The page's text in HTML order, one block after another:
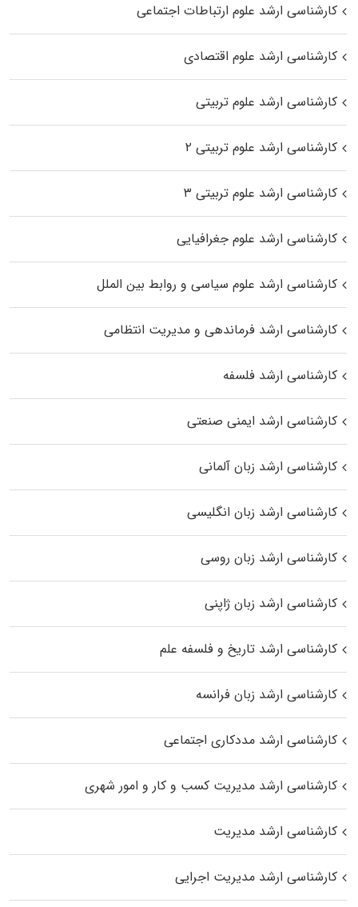
کارشناسی ارشد علوم ارتباطات اجتماعی
کارشناسی ارشد علوم اقتصادی
کارشناسی ارشد علوم تربیتی
کارشناسی ارشد علوم تربیتی ۲
کارشناسی ارشد علوم تربیتی ۳
کارشناسی ارشد علوم جغرافیایی
کارشناسی ارشد علوم سیاسی و روابط بین الملل
کارشناسی ارشد فرماندهی و مدیریت انتظامی
کارشناسی ارشد فلسفه
کارشناسی ارشد ایمنی صنعتی
کارشناسی ارشد زبان آلمانی
کارشناسی ارشد زبان انگلیسی
کارشناسی ارشد زبان روسی
کارشناسی ارشد زبان ژاپنی
کارشناسی ارشد تاریخ و فلسفه علم
کارشناسی ارشد زبان فرانسه
کارشناسی ارشد مددکاری اجتماعی
کارشناسی ارشد مدیریت کسب و کار و امور شهری
کارشناسی ارشد مدیریت
کارشناسی ارشد مدیریت اجرایی